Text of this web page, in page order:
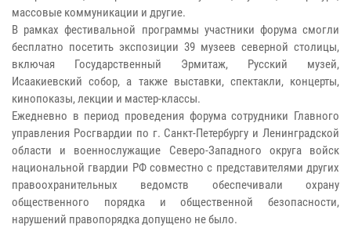
массовые коммуникации и другие.
В рамках фестивальной программы участники форума смогли
бесплатно посетить экспозиции 39 музеев северной столицы,
включая Государственный Эрмитаж, Русский музей,
Исаакиевский собор, а также выставки, спектакли, концерты,
кинопоказы, лекции и мастер-классы.
Ежедневно в период проведения форума сотрудники Главного
управления Росгвардии по г. Санкт-Петербургу и Ленинградской
области и военнослужащие Северо-Западного округа войск
национальной гвардии РФ совместно с представителями других
правоохранительных ведомств обеспечивали охрану
общественного порядка и общественной безопасности,
нарушений правопорядка допущено не было.